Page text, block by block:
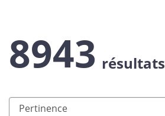
8943 résultats